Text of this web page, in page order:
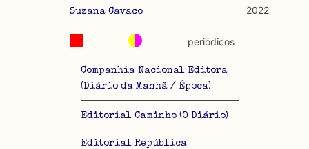
a algumas das publicações que aqui se encontram
Tipo investigação realizada
Suzana Cavaco 2022
Companhia Nacional Editora
(Diário da Manhã / Época)
Editorial Caminho (O Diário)
Editorial República
periódicos